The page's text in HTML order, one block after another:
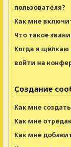
пользователя?
Как мне
Что такое
Когда я щёлкаю
войти на
Создание
Как мне
Как мне
Как мне